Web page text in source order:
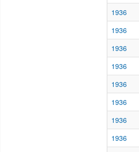
1936
1936
1936
1936
1936
1936
1936
1936